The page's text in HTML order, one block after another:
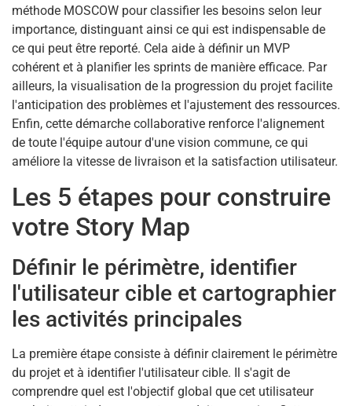
méthode MOSCOW pour classifier les besoins selon leur
importance, distinguant ainsi ce qui est indispensable de
ce qui peut être reporté. Cela aide à définir un MVP
cohérent et à planifier les sprints de manière efficace. Par
ailleurs, la visualisation de la progression du projet facilite
l'anticipation des problèmes et l'ajustement des ressources.
Enfin, cette démarche collaborative renforce l'alignement
de toute l'équipe autour d'une vision commune, ce qui
améliore la vitesse de livraison et la satisfaction utilisateur.
Les 5 étapes pour construire
votre Story Map
Définir le périmètre, identifier
l'utilisateur cible et cartographier
les activités principales
La première étape consiste à définir clairement le périmètre
du projet et à identifier l'utilisateur cible. Il s'agit de
comprendre quel est l'objectif global que cet utilisateur